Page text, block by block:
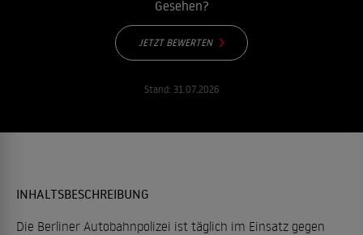
Gesehen?
JETZT BEWERTEN
Stand: 31.07.2026
INHALTSBESCHREIBUNG
Die Berliner Autobahnpolizei ist täglich im Einsatz gegen